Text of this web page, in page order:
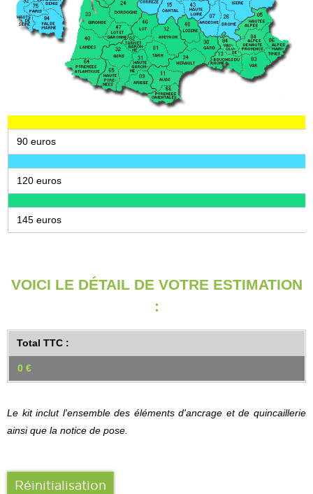
90 euros
120 euros
145 euros
VOICI LE DÉTAIL DE VOTRE ESTIMATION
:
Total TTC :
0 €
Le kit inclut l'ensemble des éléments d'ancrage et de quincaillerie
ainsi que la notice de pose.
Réinitialisation